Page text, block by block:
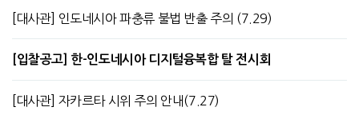
[대사관] 인도네시아 파충류 불법 반출 주의 (7.29)
[입찰공고] 한-인도네시아 디지털융복합 탈 전시회
[대사관] 자카르타 시위 주의 안내(7.27)